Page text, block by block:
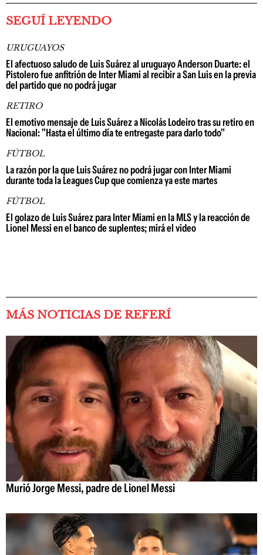
SEGUÍ LEYENDO
URUGUAYOS
El afectuoso saludo de Luis Suárez al uruguayo Anderson Duarte: el
Pistolero fue anfitrión de Inter Miami al recibir a San Luis en la previa
del partido que no podrá jugar
RETIRO
El emotivo mensaje de Luis Suárez a Nicolás Lodeiro tras su retiro en
Nacional: "Hasta el último día te entregaste para darlo todo"
FÚTBOL
La razón por la que Luis Suárez no podrá jugar con Inter Miami
durante toda la Leagues Cup que comienza ya este martes
FÚTBOL
El golazo de Luis Suárez para Inter Miami en la MLS y la reacción de
Lionel Messi en el banco de suplentes; mirá el video
MÁS NOTICIAS DE REFERÍ
Murió Jorge Messi, padre de Lionel Messi